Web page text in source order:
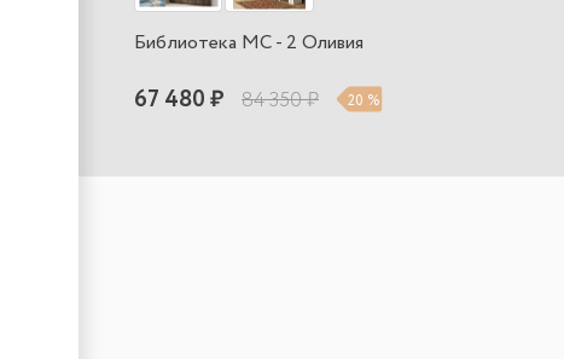
Библиотека МС - 2 Оливия
67 480 ₽ 84 350 ₽ 20 %